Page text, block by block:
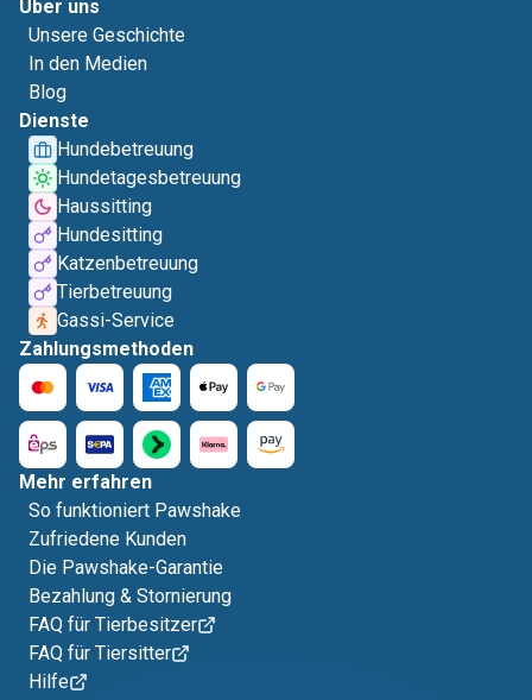
Über uns
Unsere Geschichte
In den Medien
Blog
Dienste
Hundebetreuung
Hundetagesbetreuung
Haussitting
Hundesitting
Katzenbetreuung
Tierbetreuung
Gassi-Service
Zahlungsmethoden
Mehr erfahren
So funktioniert Pawshake
Zufriedene Kunden
Die Pawshake-Garantie
Bezahlung & Stornierung
FAQ für Tierbesitzer
FAQ für Tiersitter
Hilfe